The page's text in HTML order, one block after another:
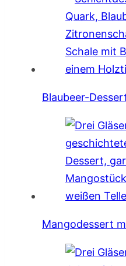
Blaubeer-
Mangodessert